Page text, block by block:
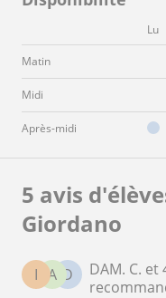
Lu
Matin
Midi
Après-midi
5 avis
Giordano
D
A
I
DAM. C.